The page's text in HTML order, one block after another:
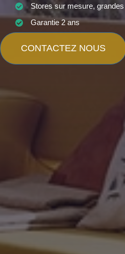
Stores sur mesure,
Garantie 2 ans
CONTACTEZ NOUS